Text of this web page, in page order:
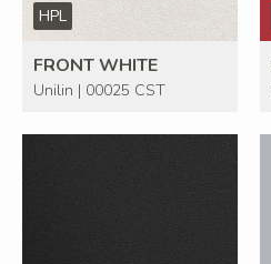
HPL
FRONT WHITE
Unilin | 00025 CST